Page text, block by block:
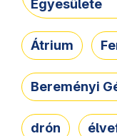
Egyesülete
Átrium
Bereményi
drón